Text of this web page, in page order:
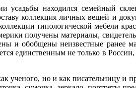
усадьбы находился семейный
коллекция личных вещей и
типологической мебели
получены материалы,
и обобщены неизвестные ранее
единственным не только в
ученого, но и как писательницу